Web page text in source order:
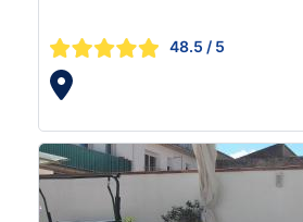
48.5 / 5